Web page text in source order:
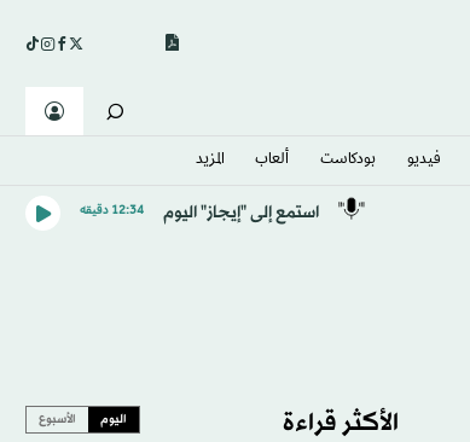
فيديو بودكاست ألعاب المزيد
استمع إلى "إيجاز" اليوم 12:34 دقيقه
الأكثر قراءة اليوم الأسبوع